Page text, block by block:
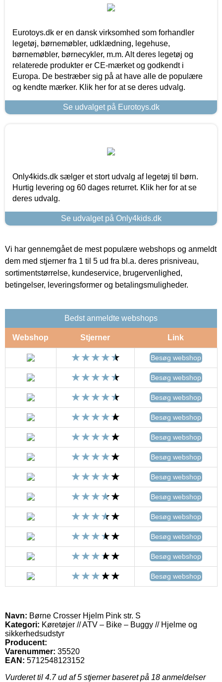
Eurotoys.dk er en dansk virksomhed som forhandler
legetøj, børnemøbler, udklædning, legehuse,
børnemøbler, børnecykler, m.m. Alt deres legetøj og
relaterede produkter er CE-mærket og godkendt i
Europa. De bestræber sig på at have alle de populære
og kendte mærker. Klik her for at se deres udvalg.
Se udvalget på Eurotoys.dk
Only4kids.dk sælger et stort udvalg af legetøj til børn.
Hurtig levering og 60 dages returret. Klik her for at se
deres udvalg.
Se udvalget på Only4kids.dk
Vi har gennemgået de mest populære webshops og anmeldt
dem med stjerner fra 1 til 5 ud fra bl.a. deres prisniveau,
sortimentstørrelse, kundeservice, brugervenlighed,
betingelser, leveringsformer og betalingsmuligheder.
Bedst anmeldte webshops
Webshop Stjerner Link
Besøg webshop
Besøg webshop
Besøg webshop
Besøg webshop
Besøg webshop
Besøg webshop
Besøg webshop
Besøg webshop
Besøg webshop
Besøg webshop
Besøg webshop
Besøg webshop
Navn: Børne Crosser Hjelm Pink str. S
Kategori: Køretøjer // ATV – Bike – Buggy // Hjelme og
sikkerhedsudstyr
Producent:
Varenummer: 35520
EAN: 5712548123152
Vurderet til 4.7ud af 5 stjerner baseret på 18 anmeldelser